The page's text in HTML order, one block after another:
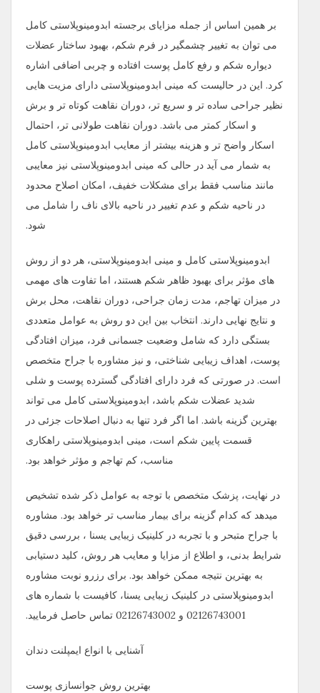
بر همین اساس از جمله مزایای برجسته ابدومینوپلاستی کامل
می توان به تغییر چشمگیر در فرم شکم، بهبود ساختار عضلات
دیواره شکم و رفع کامل پوست افتاده و چربی اضافی اشاره
کرد. این در حالیست که مینی ابدومینوپلاستی دارای مزیت هایی
نظیر جراحی ساده ‌تر و سریع ‌تر، دوران نقاهت کوتاه ‌تر و برش
و اسکار کمتر می باشد. دوران نقاهت طولانی تر، احتمال
اسکار واضح تر و هزینه بیشتر از معایب ابدومینوپلاستی کامل
به شمار می آید در حالی که مینی ابدومینوپلاستی نیز معایبی
مانند مناسب فقط برای مشکلات خفیف، امکان اصلاح محدود
در ناحیه شکم و عدم تغییر در ناحیه بالای ناف را شامل می
شود.
ابدومینوپلاستی کامل و مینی ابدومینوپلاستی، هر دو از روش
‌های مؤثر برای بهبود ظاهر شکم هستند، اما تفاوت‌ های مهمی
در میزان تهاجم، مدت زمان جراحی، دوران نقاهت، محل برش
و نتایج نهایی دارند. انتخاب بین این دو روش به عوامل متعددی
بستگی دارد که شامل وضعیت جسمانی فرد، میزان افتادگی
پوست، اهداف زیبایی‌ شناختی، و نیز مشاوره با جراح متخصص
است. در صورتی که فرد دارای افتادگی گسترده پوست و شلی
شدید عضلات شکم باشد، ابدومینوپلاستی کامل می ‌تواند
بهترین گزینه باشد. اما اگر فرد تنها به دنبال اصلاحات جزئی در
قسمت پایین شکم است، مینی ابدومینوپلاستی راهکاری
مناسب، کم ‌تهاجم و مؤثر خواهد بود.
در نهایت، پزشک متخصص با توجه به عوامل ذکر شده تشخیص
میدهد که کدام گزینه برای بیمار مناسب تر خواهد بود. مشاوره
با جراح متبحر و با تجربه در کلینیک زیبایی یسنا ، بررسی دقیق
شرایط بدنی، و اطلاع از مزایا و معایب هر روش، کلید دستیابی
به بهترین نتیجه ممکن خواهد بود. برای رزرو نوبت مشاوره
ابدومینوپلاستی در کلینیک زیبایی یسنا، کافیست با شماره های
02126743001 و 02126743002 تماس حاصل فرمایید.
آشنایی با انواع ایمپلنت دندان
بهترین روش جوانسازی پوست